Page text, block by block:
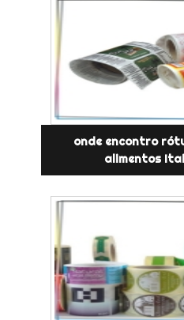
onde encontro
alimentos